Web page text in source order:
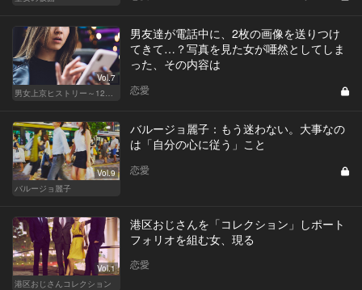
Vol.7
男女上京ヒストリー～12年目の悲哀～
男友達が電話中に、2枚の画像を送りつけ
てきて…？写真を見た女が唖然としてしま
った、その内容は
恋愛
Vol.9
バルージョ麗子
バルージョ麗子：もう迷わない。大事なの
は「自分の心に従う」こと
恋愛
Vol.1
港区おじさんコレクション
港区おじさんを「コレクション」しポート
フォリオを組む女、現る
恋愛